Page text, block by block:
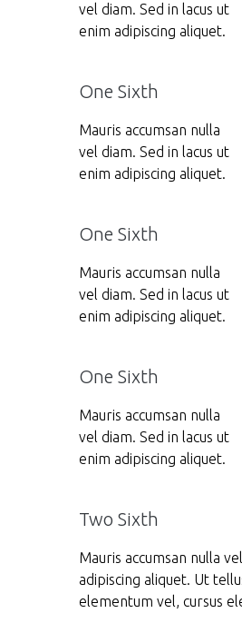
vel diam. Sed in lacus ut
enim adipiscing aliquet.
One Sixth
Mauris accumsan nulla
vel diam. Sed in lacus ut
enim adipiscing aliquet.
One Sixth
Mauris accumsan nulla
vel diam. Sed in lacus ut
enim adipiscing aliquet.
One Sixth
Mauris accumsan nulla
vel diam. Sed in lacus ut
enim adipiscing aliquet.
Two Sixth
Mauris accumsan nulla
adipiscing aliquet. Ut
elementum vel, cursus